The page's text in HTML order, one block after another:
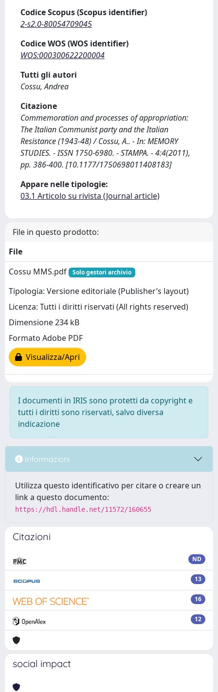
Codice Scopus (Scopus identifier)
2-s2.0-80054709045
Codice WOS (WOS identifier)
WOS:000300622200004
Tutti gli autori
Cossu, Andrea
Citazione
Commemoration and processes of appropriation:
The Italian Communist party and the Italian
Resistance (1943-48) / Cossu, A.. - In: MEMORY
STUDIES. - ISSN 1750-6980. - STAMPA. - 4:4(2011),
pp. 386-400. [10.1177/1750698011408183]
Appare nelle tipologie:
03.1 Articolo su rivista (Journal article)
File in questo prodotto:
File
Cossu MMS.pdf
Solo gestori archivio
Tipologia: Versione editoriale (Publisher’s layout)
Licenza: Tutti i diritti riservati (All rights reserved)
Dimensione 234 kB
Formato Adobe PDF
Visualizza/Apri
I documenti in IRIS sono protetti da copyright e
tutti i diritti sono riservati, salvo diversa
indicazione
Informazioni
Utilizza questo identificativo per citare o creare un
link a questo documento:
https://hdl.handle.net/11572/160655
Citazioni
ND
13
16
12
social impact